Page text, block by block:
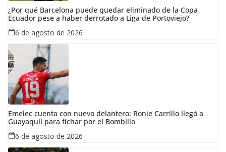
¿Por qué Barcelona puede quedar eliminado de la Copa
Ecuador pese a haber derrotado a Liga de Portoviejo?
6 de agosto de 2026
Emelec cuenta con nuevo delantero: Ronie Carrillo llegó a
Guayaquil para fichar por el Bombillo
6 de agosto de 2026